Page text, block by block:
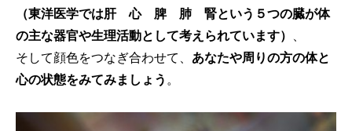
（東洋医学では肝 心 脾 肺 腎という５つの臓が体
の主な器官や生理活動として考えられています）
そして顔色をつなぎ合わせて、 あなたや周りの方の体と
心の状態をみてみましょう 。